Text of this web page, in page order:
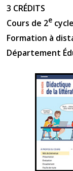
3 CRÉDITS
Cours de 2e cycle
Formation à
Département